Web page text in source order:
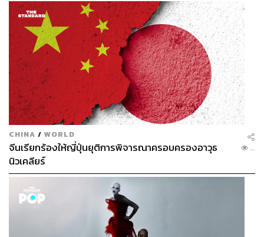
CHINA / WORLD
จีนเรียกร้องให้ญี่ปุ่นยุติการพิจารณาครอบครองอาวุธ
นิวเคลียร์
...